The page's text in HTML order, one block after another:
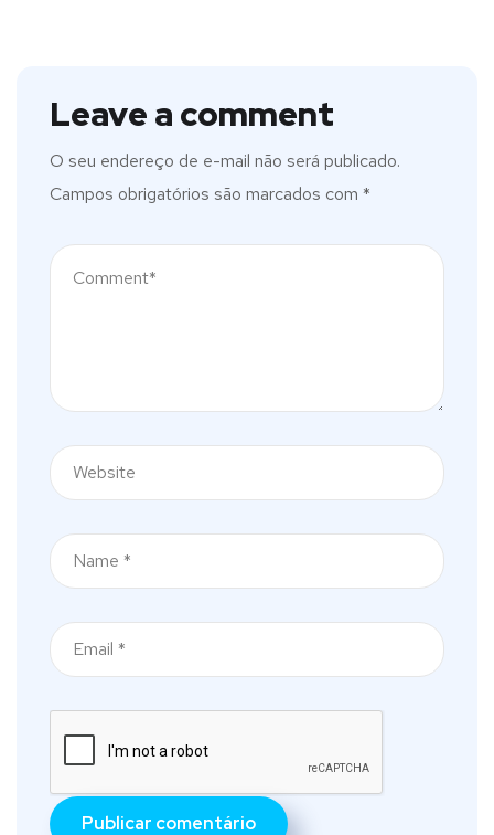
Leave a comment
O seu endereço de e-mail não será publicado.
Campos obrigatórios são marcados com *